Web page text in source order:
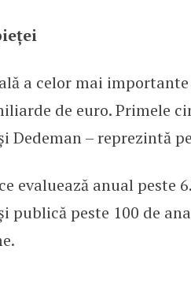
a celor mai
de euro. Primele
Dedeman – reprezintă
evaluează anual
publică peste 100 de